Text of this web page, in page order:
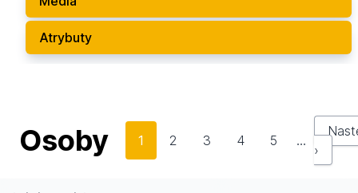
Atrybuty
Osoby 1 2 3 4 5 …
›